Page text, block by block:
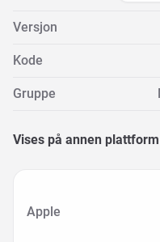
Versjon
Kode
Gruppe
Vises på annen plattform
Apple